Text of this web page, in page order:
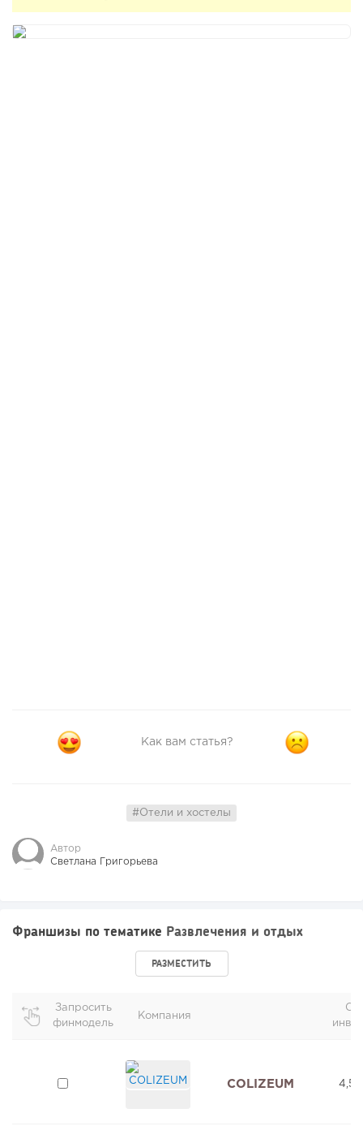
Как вам статья?
#Отели и хостелы
Автор
Светлана Григорьева
Франшизы по тематике Развлечения и отдых
РАЗМЕСТИТЬ
Запросить
финмодель
Компания
COLIZEUM 4,5